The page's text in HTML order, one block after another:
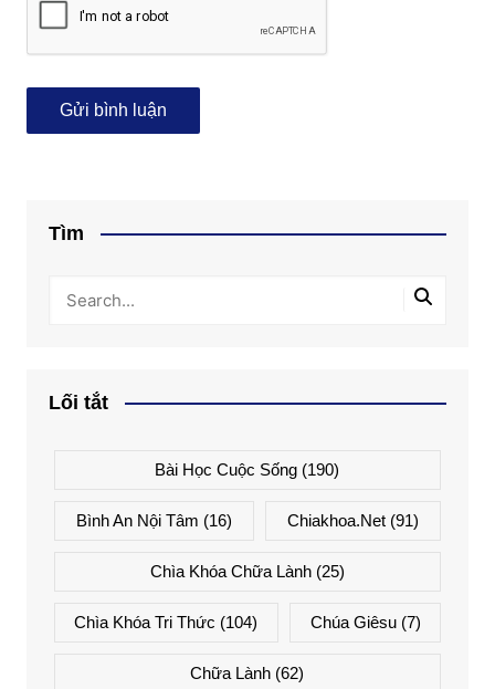
Tìm
Lối tắt
Bài Học Cuộc Sống (190)
Bình An Nội Tâm (16) Chiakhoa.net (91)
Chìa Khóa Chữa Lành(25)
Chìa Khóa Tri Thức (104) Chúa Giêsu(7)
Chữa Lành (62)